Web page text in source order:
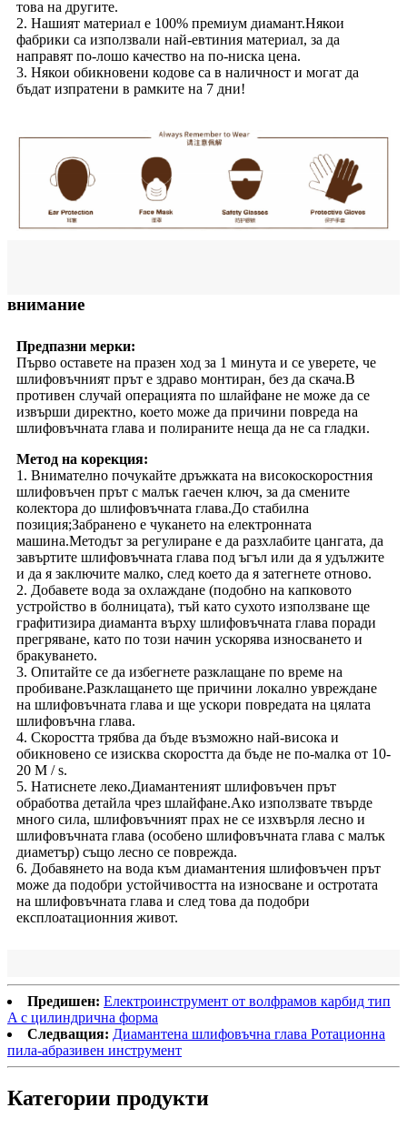
това на другите.
2. Нашият материал е 100% премиум диамант.Някои
фабрики са използвали най-евтиния материал, за да
направят по-лошо качество на по-ниска цена.
3. Някои обикновени кодове са в наличност и могат да
бъдат изпратени в рамките на 7 дни!
внимание
Предпазни мерки:
Първо оставете на празен ход за 1 минута и се уверете, че
шлифовъчният прът е здраво монтиран, без да скача.В
противен случай операцията по шлайфане не може да се
извърши директно, което може да причини повреда на
шлифовъчната глава и полираните неща да не са гладки.
Метод на корекция:
1. Внимателно почукайте дръжката на високоскоростния
шлифовъчен прът с малък гаечен ключ, за да смените
колектора до шлифовъчната глава.До стабилна
позиция;Забранено е чукането на електронната
машина.Методът за регулиране е да разхлабите цангата, да
завъртите шлифовъчната глава под ъгъл или да я удължите
и да я заключите малко, след което да я затегнете отново.
2. Добавете вода за охлаждане (подобно на капковото
устройство в болницата), тъй като сухото използване ще
графитизира диаманта върху шлифовъчната глава поради
прегряване, като по този начин ускорява износването и
бракуването.
3. Опитайте се да избегнете разклащане по време на
пробиване.Разклащането ще причини локално увреждане
на шлифовъчната глава и ще ускори повредата на цялата
шлифовъчна глава.
4. Скоростта трябва да бъде възможно най-висока и
обикновено се изисква скоростта да бъде не по-малка от 10-
20 M / s.
5. Натиснете леко.Диамантеният шлифовъчен прът
обработва детайла чрез шлайфане.Ако използвате твърде
много сила, шлифовъчният прах не се изхвърля лесно и
шлифовъчната глава (особено шлифовъчната глава с малък
диаметър) също лесно се поврежда.
6. Добавянето на вода към диамантения шлифовъчен прът
може да подобри устойчивостта на износване и остротата
на шлифовъчната глава и след това да подобри
експлоатационния живот.
Предишен: Електроинструмент от волфрамов карбид тип
A с цилиндрична форма
Следващия: Диамантена шлифовъчна глава Ротационна
пила-абразивен инструмент
Категории продукти